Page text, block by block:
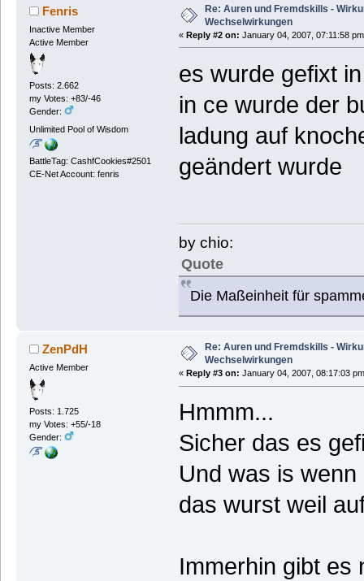
Fenris
Inactive Member
Active Member
Posts: 2.662
my Votes: +83/-46
Gender:
Unlimited Pool of Wisdom
BattleTag: CashfCookies#2501
CE-Net Account: fenris
Re: Auren und Fremdskills -
Wechselwirkungen
« Reply #2 on: January 04, 2007, 07:11:58
es wurde gefixt
in ce wurde der
ladung auf
geändert wurde
by chio:
Quote
Die Maßeinheit für
ZenPdH
Active Member
Posts: 1.725
my Votes: +55/-18
Gender:
Re: Auren und Fremdskills -
Wechselwirkungen
« Reply #3 on: January 04, 2007, 08:17:03
Hmmm...
Sicher das es
Und was is
das wurst weil
Immerhin gibt es